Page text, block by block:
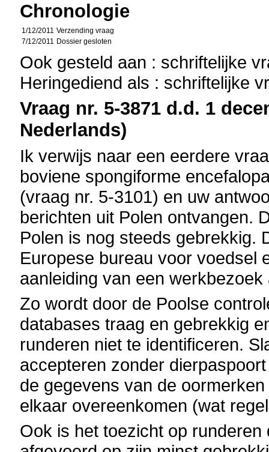
Chronologie
1/12/2011 Verzending vraag
7/12/2011 Dossier gesloten
Ook gesteld aan : schriftelijke
Heringediend als : schriftelijke
Vraag nr. 5-3871 d.d. 1
Nederlands)
Ik verwijs naar een eerdere
boviene spongiforme
(vraag nr. 5-3101) en uw
berichten uit Polen ontvangen.
Polen is nog steeds gebrekkig.
Europese bureau voor voedsel
aanleiding van een werkbezoek
Zo wordt door de Poolse
databases traag en gebrekkig
runderen niet te identificeren.
accepteren zonder
de gegevens van de
elkaar overeenkomen (wat
Ook is het toezicht op